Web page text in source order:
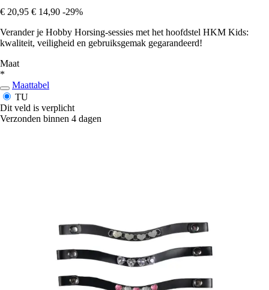
€ 20,95 € 14,90 -29%
Verander je Hobby Horsing-sessies met het hoofdstel HKM Kids:
kwaliteit, veiligheid en gebruiksgemak gegarandeerd!
Maat
*
Maattabel
TU
Dit veld is verplicht
Verzonden binnen 4 dagen